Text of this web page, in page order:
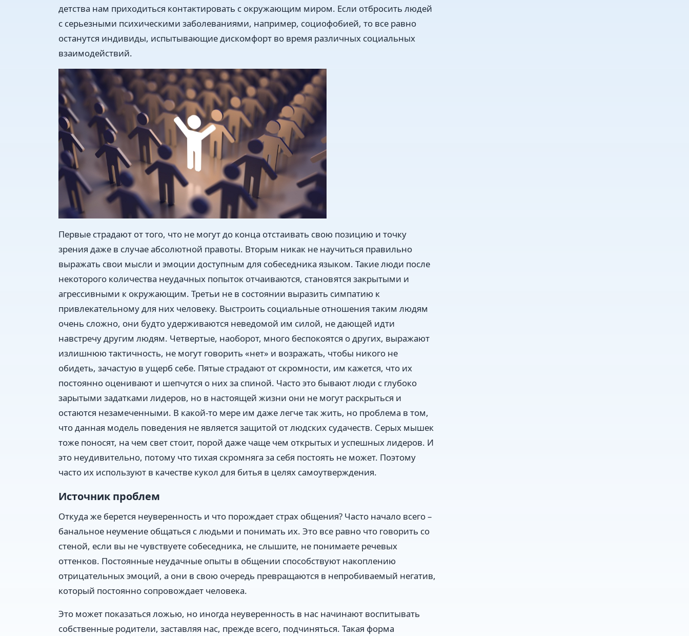
детства нам приходиться контактировать с окружающим миром. Если отбросить людей
с серьезными психическими заболеваниями, например, социофобией, то все равно
останутся индивиды, испытывающие дискомфорт во время различных социальных
взаимодействий.
Первые страдают от того, что не могут до конца отстаивать свою позицию и точку
зрения даже в случае абсолютной правоты. Вторым никак не научиться правильно
выражать свои мысли и эмоции доступным для собеседника языком. Такие люди после
некоторого количества неудачных попыток отчаиваются, становятся закрытыми и
агрессивными к окружающим. Третьи не в состоянии выразить симпатию к
привлекательному для них человеку. Выстроить социальные отношения таким людям
очень сложно, они будто удерживаются неведомой им силой, не дающей идти
навстречу другим людям. Четвертые, наоборот, много беспокоятся о других, выражают
излишнюю тактичность, не могут говорить «нет» и возражать, чтобы никого не
обидеть, зачастую в ущерб себе. Пятые страдают от скромности, им кажется, что их
постоянно оценивают и шепчутся о них за спиной. Часто это бывают люди с глубоко
зарытыми задатками лидеров, но в настоящей жизни они не могут раскрыться и
остаются незамеченными. В какой-то мере им даже легче так жить, но проблема в том,
что данная модель поведения не является защитой от людских судачеств. Серых мышек
тоже поносят, на чем свет стоит, порой даже чаще чем открытых и успешных лидеров. И
это неудивительно, потому что тихая скромняга за себя постоять не может. Поэтому
часто их используют в качестве кукол для битья в целях самоутверждения.
Источник проблем
Откуда же берется неуверенность и что порождает страх общения? Часто начало всего –
банальное неумение общаться с людьми и понимать их. Это все равно что говорить со
стеной, если вы не чувствуете собеседника, не слышите, не понимаете речевых
оттенков. Постоянные неудачные опыты в общении способствуют накоплению
отрицательных эмоций, а они в свою очередь превращаются в непробиваемый негатив,
который постоянно сопровождает человека.
Это может показаться ложью, но иногда неуверенность в нас начинают воспитывать
собственные родители, заставляя нас, прежде всего, подчиняться. Такая форма